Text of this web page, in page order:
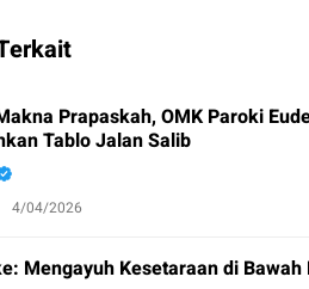
Prapaskah, OMK Paroki
Tablo Jalan Salib
4/04/2026
Mengayuh Kesetaraan di